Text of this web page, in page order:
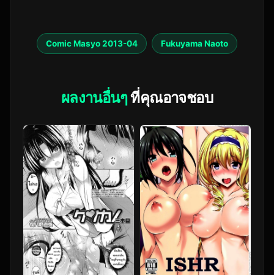
Comic Masyo 2013-04 Fukuyama Naoto
ผลงานอื่นๆที่คุณอาจชอบ